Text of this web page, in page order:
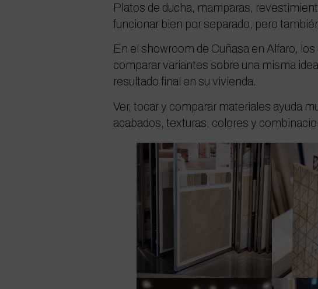
Platos de ducha, mamparas,
funcionar bien por separado, pero
En el showroom de Cuñasa en Alfaro,
comparar variantes sobre una misma
resultado final en su vivienda.
Ver, tocar y comparar materiales ayuda
acabados, texturas, colores y